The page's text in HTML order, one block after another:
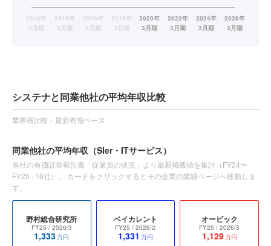
システナと同業他社の平均年収比較
業界横比較・最新有報ベース
同業他社の平均年収 （SIer・ITサービス）
各社の有価証券報告書「従業員の状況」より最新掲載値を集計（FY24〜
FY25 · 16社）。 カードをクリックするとその企業の業績ページへ移動しま
す。
野村総合研究所
FY25 / 2026/3
1,333万円
ベイカレント
FY25 / 2026/2
1,331 万円
オービック
FY25 / 2026/3
1,129万円